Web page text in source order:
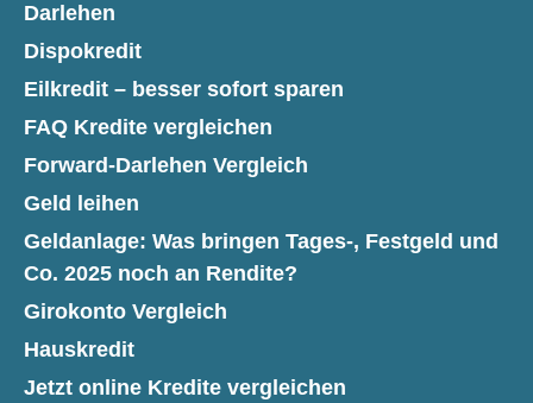
Darlehen
Dispokredit
Eilkredit – besser sofort sparen
FAQ Kredite vergleichen
Forward-Darlehen Vergleich
Geld leihen
Geldanlage: Was bringen Tages-, Festgeld und
Co. 2025 noch an Rendite?
Girokonto Vergleich
Hauskredit
Jetzt online Kredite vergleichen